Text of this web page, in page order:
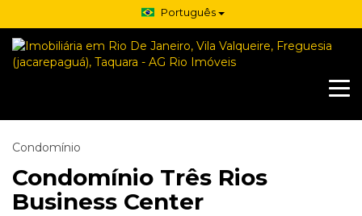
Português
Condomínio
Condomínio Três Rios
Business Center